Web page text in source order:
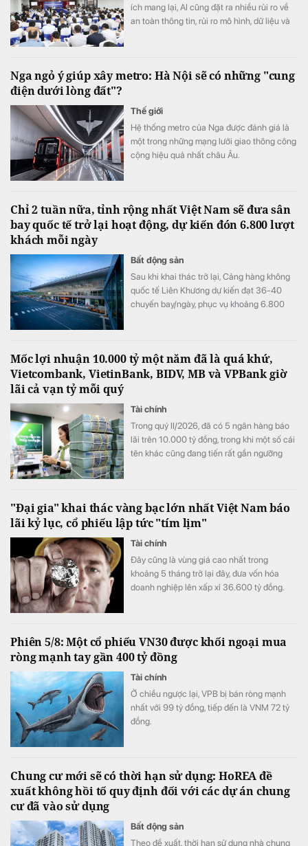
ích mang lại, AI cũng đặt ra nhiều rủi ro về
an toàn thông tin, rủi ro mô hình, dữ liệu và
Nga ngỏ ý giúp xây metro: Hà Nội sẽ có những "cung
điện dưới lòng đất"?
Thế giới
Hệ thống metro của Nga được đánh giá là
một trong những mạng lưới giao thông công
cộng hiệu quả nhất châu Âu.
Chỉ 2 tuần nữa, tỉnh rộng nhất Việt Nam sẽ đưa sân
bay quốc tế trở lại hoạt động, dự kiến đón 6.800 lượt
khách mỗi ngày
Bất động sản
Sau khi khai thác trở lại, Cảng hàng không
quốc tế Liên Khương dự kiến đạt 36-40
chuyến bay/ngày, phục vụ khoảng 6.800
Mốc lợi nhuận 10.000 tỷ một năm đã là quá khứ,
Vietcombank, VietinBank, BIDV, MB và VPBank giờ
lãi cả vạn tỷ mỗi quý
Tài chính
Trong quý II/2026, đã có 5 ngân hàng báo
lãi trên 10.000 tỷ đồng, trong khi một số cái
tên khác cũng đang tiến rất gần ngưỡng
"Đại gia" khai thác vàng bạc lớn nhất Việt Nam báo
lãi kỷ lục, cổ phiếu lập tức "tím lịm"
Tài chính
Đây cũng là vùng giá cao nhất trong
khoảng 5 tháng trở lại đây, đưa vốn hóa
doanh nghiệp lên xấp xỉ 36.600 tỷ đồng.
Phiên 5/8: Một cổ phiếu VN30 được khối ngoại mua
ròng mạnh tay gần 400 tỷ đồng
Tài chính
Ở chiều ngược lại, VPB bị bán ròng mạnh
nhất với 99 tỷ đồng, tiếp đến là VNM 72 tỷ
đồng.
Chung cư mới sẽ có thời hạn sử dụng: HoREA đề
xuất không hồi tố quy định đối với các dự án chung
cư đã vào sử dụng
Bất động sản
Theo đề xuất, thời hạn sử dụng nhà chung